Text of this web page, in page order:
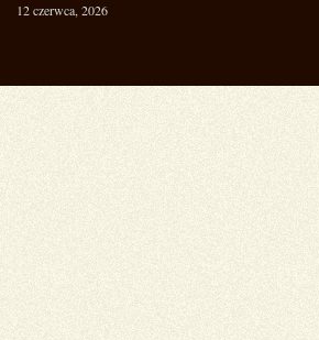
12 czerwca, 2026